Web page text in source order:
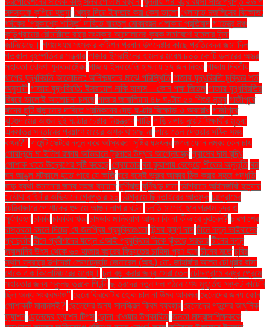
সদস্যকে কুপিয়ে হত্যা খেজুর দিয়ে ইফতার করা কেন ভালো খেলাফত মজলিসের বিক্ষোভ:
ধর্ষকের ‘প্রকাশ্যে শাস্তি’ দাবিতে বায়তুল মোকাররম এলাকায় প্রতিবাদ গণতন্ত্র মঞ্চ
কুড়িগ্রামের রৌমারীতে রাষ্ট্র সংস্কার আন্দোলনের কৃষক সমাবেশে হামলার নিন্দা
জানিয়েছে। গণমাধ্যম সংস্কার কমিশন প্রধান উপদেষ্টার কাছে প্রতিবেদন জমা দিল
গতকাল বৃহস্পতিবার সন্ধ্যায় গাজায় ইসরাইলের হামলার মধ্যে ৮০০ কোটি ডলারের অস্ত্র
সহায়তা ঘোষণা যুক্তরাষ্ট্রের গাজায় ইসরায়েলি হামলায় ১৭ জন নিহত গাজায় দ্বিতীয়
ধাপের যুদ্ধবিরতি আলোচনা: অনিশ্চয়তার মাঝে পরিস্থিতি গাজায় যুদ্ধবিরতি চুক্তির শর্ত
অনুযায়ী গাজায় যুদ্ধবিরতি: ইসরায়েল নাকি হামাস—কোন পক্ষ জিতল গাজায় যুদ্ধবিরতির
বিষয়ে ভালোই আলোচনা চলছে গাজার জাবালিয়ায় ৪৮ ঘণ্টায় ৫০ শিশুর মৃত্যু গাজীপুরে
ঈদের ছুটি বাড়ানোর দাবিতে শ্রমিকদের দেড় ঘণ্টার বিক্ষোভ ও অবরোধ গাজীপুরে
ঝুটগুদামের আগুন দুই ঘণ্টার চেষ্টায় নিয়ন্ত্রণে গাড়ি গাড়িচাপায় বুয়েট শিক্ষার্থীর মৃত্যু:
একমাত্র সন্তানের প্রয়াণে মায়ের অশ্রু থামছে না গায়ে তেল দেওয়ার সঠিক সময়
কখন?" গার্মেন্ট সেক্টরে নতুন করে অস্থিরতা সৃষ্টির ষড়যন্ত্র গুগল ফোন নম্বর কেন চায়
গোয়ালন্দে মা ইলিশ রক্ষায় অভিযানে ট্রলারে উদ্ধার আগ্নেয়াস্ত্র গ্যাসের দাম বৃদ্ধি
পোশাক খাতে উদ্বেগের সৃষ্টি করেছে গ্রেফতার ঘন কুয়াশায় বেড়েছে শীতের অনুভূতি ঘন
ঘন আঙুল মটকালে হতে পারে যে ক্ষতি ঘরে বসেই ভ্রুর আকার ঠিক করার সহজ পদ্ধতি
ঘাড় ব্যথা কমানোর জন্য সহজ ব্যায়াম ঘূর্ণিঝড় ঘূর্ণিঝড় দানা চট্টগ্রামে আইনজীবী হত্যায়
: যৌথ বাহিনীর অভিযানে গ্রেপ্তার ২০ চট্টগ্রামে ছিনতাইয়ের আতঙ্ক চট্টগ্রামের
টেরিবাজারে পোশাকের গুদামে আগুন লাগার ঘটনা চলতি মাসেই হবে প্রথম চন্দ্র ও
সূর্যগ্রহণ চাকরি চাকরির খবর চামড়ার মানিব্যাগ আসল কি না কীভাবে বুঝবেন? চারপাশের
বাস্তবতা বদলে দিচ্ছে যে জনপ্রিয় প্রযুক্তিগুলো চিন্ময় কৃষ্ণ দাস চীনে নতুন ভাইরাসের
প্রাদুর্ভাব চীনে প্রবীণদের যত্নে এআই প্রযুক্তির দিকে ঝুঁকছে সরকার চীনের নতুন
জ্বালানির উৎস থেকে ৬০ হাজার বছরের বিদ্যুতের চাহিদা পূরণ হবে চীনের মতে চুরির
স্থান স্বরাষ্ট্র উপদেষ্টা লেফটেন্যান্ট জেনারেল (অব.) মো. জাহাঙ্গীর আলম চৌধুরীর বাসা
থেকে এক কিলোমিটারের মধ্যে। চুল বড় করার জন্য সেরা তেল চৌদ্দগ্রামে বন্ধুর প্রেমে
সহায়তার জন্য স্কুলছাত্রকে পিটুনি ছাত্রদের নতুন দল গঠনে শেষ মুহূর্তেও সঙ্কট কাটেনি
ছিল অন্য সংক্রমণও" ছেলে ক্রিকেটার হোক চান না উমর আকমল ছেলেদের জন্য কোন
পোশাকটি মানানসই? ছেলেদের জন্য সানস্ক্রিন ক্রিম ব্যবহার ছেলেদের পছন্দের আধুনিক
ফ্যাশন ছেলেদের ফ্যাশন টিপস ছোলা খাওয়ার উপকারিতা জনতা মাদ্রাসাশিক্ষককে